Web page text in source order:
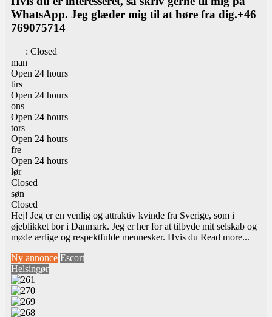
WhatsApp. Jeg glæder mig til at høre fra dig.+46
769075714
: Closed
man
Open 24 hours
tirs
Open 24 hours
ons
Open 24 hours
tors
Open 24 hours
fre
Open 24 hours
lør
Closed
søn
Closed
Hej! Jeg er en venlig og attraktiv kvinde fra Sverige, som i
øjeblikket bor i Danmark. Jeg er her for at tilbyde mit selskab og
møde ærlige og respektfulde mennesker. Hvis du Read more...
Ny annonce Escort
Helsingør